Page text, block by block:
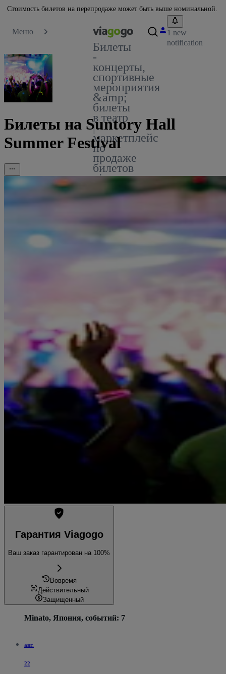
Стоимость билетов на перепродаже может быть выше номинальной.
Меню
Билеты
-
концерты,
спортивные
мероприятия
&amp;
билеты
в театр
|
маркетплейс
по
продаже
билетов
viagogo
1 new
notification
Билеты на Suntory Hall
Summer Festival
Гарантия Viagogo
Ваш заказ гарантирован на 100%
Вовремя
Действительный
Защищенный
Minato, Япония, событий: 7
авг.
22